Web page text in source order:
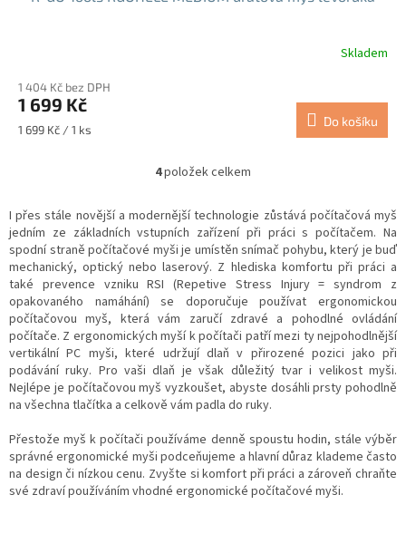
produktu
je
5,0
Skladem
1 404 Kč bez DPH
1 699 Kč
Měrná
1 699 Kč / 1 ks
Do košíku
O
l
á
d
a
c
í
p
r
v
k
y
v
p
i
s
u
4položek celkem
I přes stále novější a modernější technologie zůstává počítačová myš
jedním ze základních vstupních zařízení při práci s počítačem. Na
spodní straně počítačové myši je umístěn snímač pohybu, který je buď
mechanický, optický nebo laserový. Z hlediska komfortu při práci a
také prevence vzniku RSI (Repetive Stress Injury = syndrom z
opakovaného namáhání) se doporučuje používat ergonomickou
počítačovou myš, která vám zaručí zdravé a pohodlné ovládání
počítače. Z ergonomických myší k počítači patří mezi ty nejpohodlnější
vertikální PC myši, které udržují dlaň v přirozené pozici jako při
podávání ruky. Pro vaši dlaň je však důležitý tvar i velikost myši.
Nejlépe je počítačovou myš vyzkoušet, abyste dosáhli prsty pohodlně
na všechna tlačítka a celkově vám padla do ruky.
Přestože myš k počítači používáme denně spoustu hodin, stále výběr
správné ergonomické myši podceňujeme a hlavní důraz klademe často
na design či nízkou cenu. Zvyšte si komfort při práci a zároveň chraňte
své zdraví používáním vhodné ergonomické počítačové myši.